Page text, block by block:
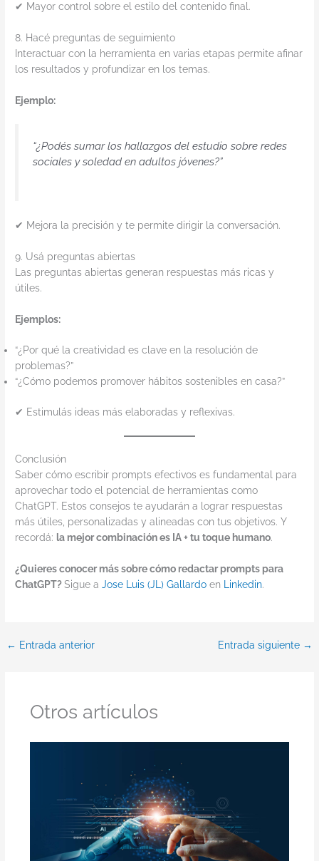
✔ Mayor control sobre el estilo del contenido final.
8. Hacé preguntas de seguimiento
Interactuar con la herramienta en varias etapas permite afinar
los resultados y profundizar en los temas.
Ejemplo:
“¿Podés sumar los hallazgos del estudio sobre redes
sociales y soledad en adultos jóvenes?”
✔ Mejora la precisión y te permite dirigir la conversación.
9. Usá preguntas abiertas
Las preguntas abiertas generan respuestas más ricas y
útiles.
Ejemplos:
“¿Por qué la creatividad es clave en la resolución de
problemas?”
“¿Cómo podemos promover hábitos sostenibles en casa?”
✔ Estimulás ideas más elaboradas y reflexivas.
Conclusión
Saber cómo escribir prompts efectivos es fundamental para
aprovechar todo el potencial de herramientas como
ChatGPT. Estos consejos te ayudarán a lograr respuestas
más útiles, personalizadas y alineadas con tus objetivos. Y
recordá: la mejor combinación es IA + tu toque humano.
¿Quieres conocer más sobre cómo redactar prompts para
ChatGPT?Sigue aJose Luis (JL) Gallardo en Linkedin.
← Entrada anterior Entrada siguiente →
Otros artículos